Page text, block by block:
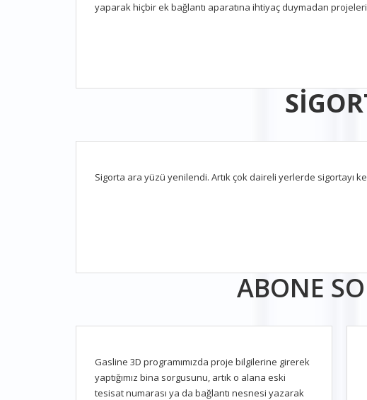
yaparak hiçbir ek bağlantı aparatına ihtiyaç duymadan
Sigorta ara yüzü yenilendi. Artık çok daireli yerlerde sigortayı
ABONE
Gasline 3D programımızda proje bilgilerine girerek
yaptığımız bina sorgusunu, artık o alana eski
tesisat numarası ya da bağlantı nesnesi yazarak